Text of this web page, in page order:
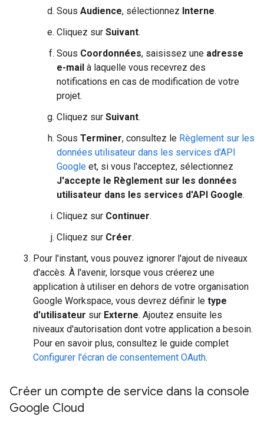
Sous Audience, sélectionnez Interne.
Cliquez sur Suivant.
Sous Coordonnées, saisissez une adresse
e-mail à laquelle vous recevrez des
notifications en cas de modification de votre
projet.
Cliquez sur Suivant.
Sous Terminer, consultez le Règlement sur les
données utilisateur dans les services d'API
Google et, si vous l'acceptez, sélectionnez
J'accepte le Règlement sur les données
utilisateur dans les services d'API Google.
Cliquez sur Continuer.
Cliquez sur Créer.
Pour l'instant, vous pouvez ignorer l'ajout de niveaux
d'accès. À l'avenir, lorsque vous créerez une
application à utiliser en dehors de votre organisation
Google Workspace, vous devrez définir le type
d'utilisateur sur Externe. Ajoutez ensuite les
niveaux d'autorisation dont votre application a besoin.
Pour en savoir plus, consultez le guide complet
Configurer l'écran de consentement OAuth.
Créer un compte de service dans la console
Google Cloud